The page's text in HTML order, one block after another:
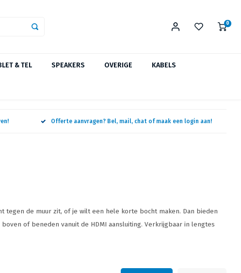
0
& TEL SPEAKERS OVERIGE KABELS
Offerte aanvragen? Bel, mail, chat of maak een login aan!
tegen de muur zit, of je wilt een hele korte bocht maken. Dan bieden
of beneden vanuit de HDMI aansluiting. Verkrijgbaar in lengtes